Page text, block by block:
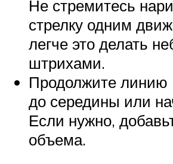
Не стремитесь
стрелку одним
легче это делать
штрихами.
Продолжите линию
до середины или
Если нужно,
объема.